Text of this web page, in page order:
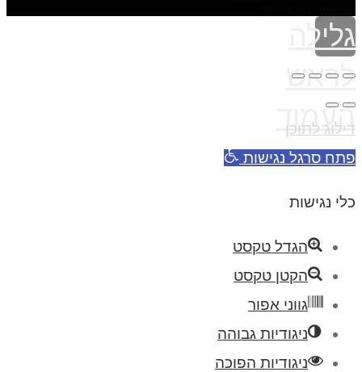
גלילה
לראש
העמוד
דילוג לתוכן
פתח סרגל נגישות
כלי נגישות
הגדל טקסט
הקטן טקסט
גווני אפור
ניגודיות גבוהה
ניגודיות הפוכה